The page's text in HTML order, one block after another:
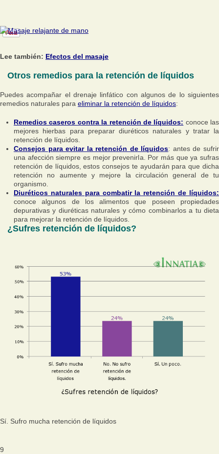
Lee también: Efectos del masaje
Otros remedios para la retención de líquidos
Puedes acompañar el drenaje linfático con algunos de lo siguientes
remedios naturales para eliminar la retención de líquidos:
Remedios caseros contra la retención de líquidos: conoce las
mejores hierbas para preparar diuréticos naturales y tratar la
retención de líquidos.
Consejos para evitar la retención de líquidos: antes de sufrir
una afección siempre es mejor prevenirla. Por más que ya sufras
retención de líquidos, estos consejos te ayudarán para que dicha
retención no aumente y mejore la circulación general de tu
organismo.
Diuréticos naturales para combatir la retención de líquidos:
conoce algunos de los alimentos que poseen propiedades
depurativas y diuréticas naturales y cómo combinarlos a tu dieta
para mejorar la retención de líquidos.
¿Sufres retención de líquidos?
Sí. Sufro mucha retención de líquidos
9